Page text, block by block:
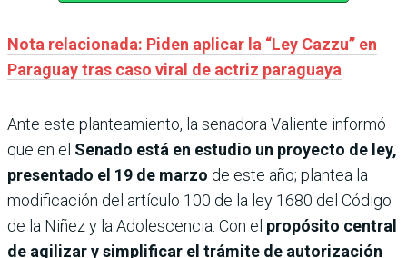
Nota relacionada: Piden aplicar la “Ley Cazzu” en
Paraguay tras caso viral de actriz paraguaya
Ante este planteamiento, la senadora Valiente informó
que en el Senado está en estudio un proyecto de ley,
presentado el 19 de marzo de este año; plantea la
modificación del artículo 100 de la ley 1680 del Código
de la Niñez y la Adolescencia. Con el propósito central
de agilizar y simplificar el trámite de autorización